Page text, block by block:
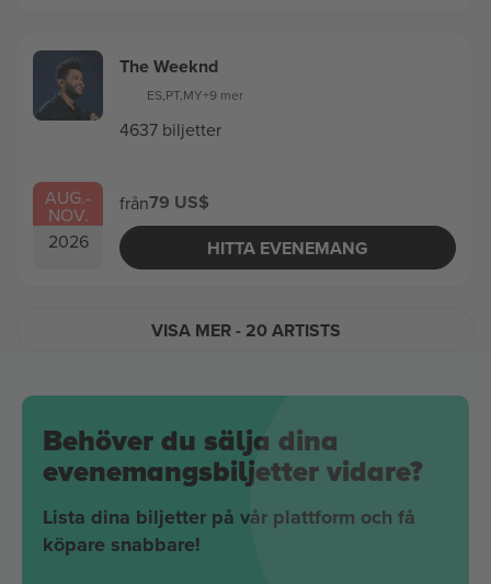
AUG.-
NOV.
2026
The Weeknd
ES,PT,MY+9 mer
4637 biljetter
från79 US$
HITTA EVENEMANG
VISA MER- 20 ARTISTS
Behöver du sälja dina
evenemangsbiljetter vidare?
Lista dina biljetter på vår plattform och få
köpare snabbare!